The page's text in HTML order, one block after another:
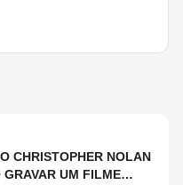
CHRISTOPHER NOLAN
UM FILME